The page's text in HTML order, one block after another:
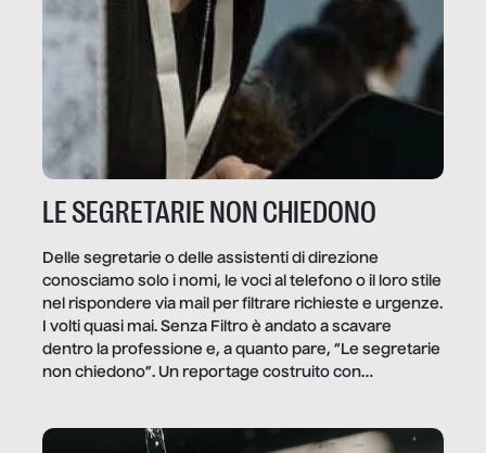
LE SEGRETARIE NON CHIEDONO
Delle segretarie o delle assistenti di direzione
conosciamo solo i nomi, le voci al telefono o il loro stile
nel rispondere via mail per filtrare richieste e urgenze.
I volti quasi mai. Senza Filtro è andato a scavare
dentro la professione e, a quanto pare, “Le segretarie
non chiedono”. Un reportage costruito con